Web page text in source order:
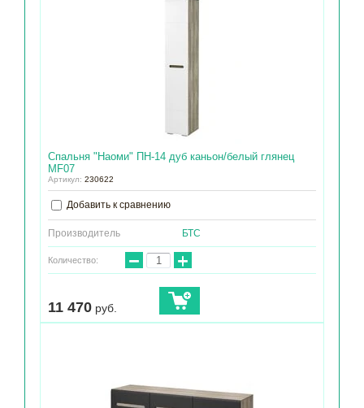
Спальня "Наоми" ПН-14 дуб каньон/белый глянец
МF07
Артикул: 230622
Добавить к сравнению
Производитель БТС
Количество: − +
11 470 руб.